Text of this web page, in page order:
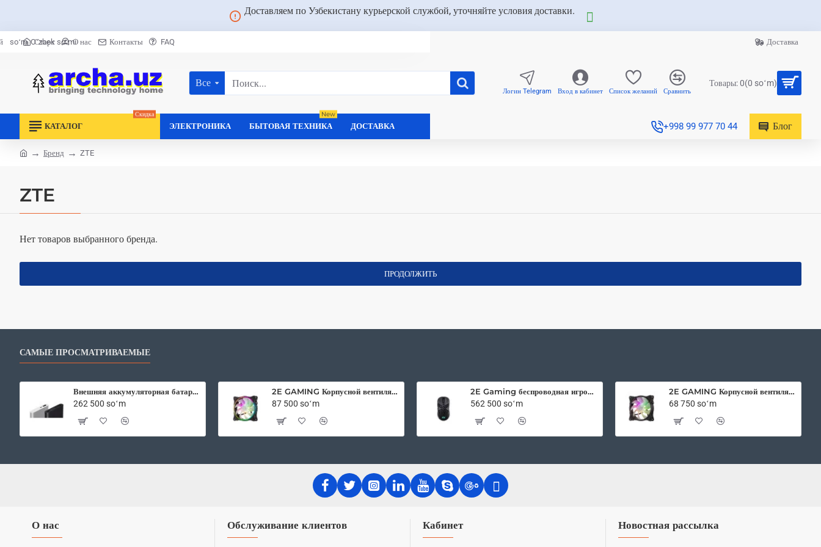
Доставляем по Узбекистану курьерской службой, уточняйте условия доставки.
Старт О нас Контакты FAQ
soʻm Oʻzbek soʻmi Доставка
Все
Поиск... Логин Telegram Вход в кабинет Список желаний Сравнить
Товары: 0(0 soʻm)
КАТАЛОГ
Скидка
ЭЛЕКТРОНИКА БЫТОВАЯ ТЕХНИКА
New
ДОСТАВКА +998 99 977 70 44 Блог
ZTE
Бренд ZTE
Нет товаров выбранного бренда.
ПРОДОЛЖИТЬ
САМЫЕ ПРОСМАТРИВАЕМЫЕ
Внешняя аккумуляторная батарея Xiaomi Mi Power Bank2 10000 mAh
262 500 soʻm
2E GAMING Корпусной вентилятор F120OI-ARGB 120мм, 3pin fan, 3 pin +5V Aura, белые лопасти, черная рамка, outer-inner LED
87 500 soʻm
2E Gaming беспроводная игровая мышь HyperDrive Pro WL RGB Black
562 500 soʻm
2E GAMING Корпусной вентилятор F120IR-ARGB 120мм, 3pin fan, 3 pin +5V Aura, белые лопасти, черная рамка, inner LED
68 750 soʻm
О нас Обслуживание клиентов Кабинет Новостная рассылка